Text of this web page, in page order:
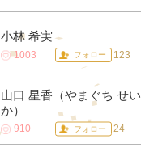
小林 希実
1003 フォロー 123
山口 星香（やまぐち せい
か）
910 フォロー 24